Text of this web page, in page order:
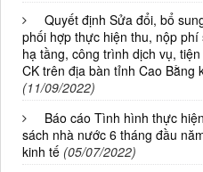
Quyết định Sửa đổi, bổ
phối hợp thực hiện thu, nộp
hạ tầng, công trình dịch vụ,
CK trên địa bàn tỉnh Cao Bằng
(11/09/2022)
Báo cáo Tình hình thực
sách nhà nước 6 tháng đầu
kinh tế (05/07/2022)